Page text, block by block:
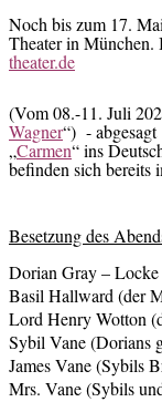
Noch bis zum 17.
Theater in München.
theater.de
(Vom 08.-11. Juli
Wagner“) -
„Carmen“ ins
befinden sich bereits
Besetzung des
Dorian Gray –
Basil Hallward (der
Lord Henry Wotton
Sybil Vane (Dorians
James Vane (Sybils
Mrs. Vane (Sybils